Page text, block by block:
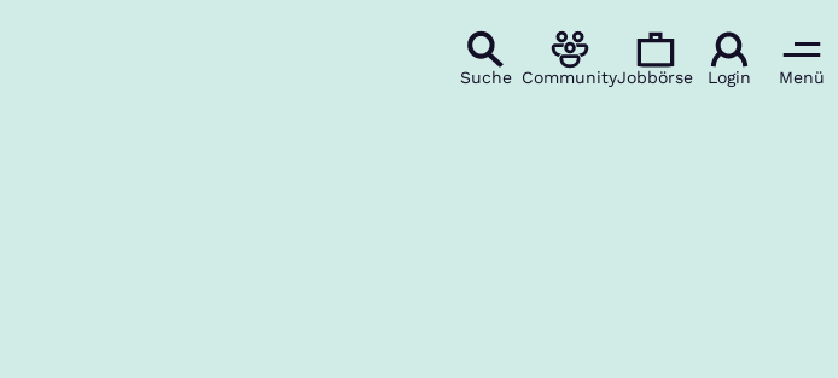
Suche CommunityJobbörse Login Menü